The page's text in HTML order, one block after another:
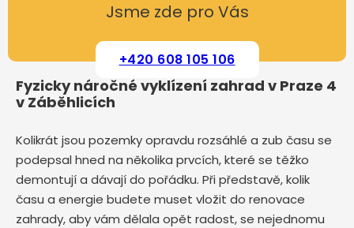
Jsme zde pro Vás
+420 608 105 106
Fyzicky náročné vyklízení zahrad v Praze 4
v Záběhlicích
Kolikrát jsou pozemky opravdu rozsáhlé a zub času se
podepsal hned na několika prvcích, které se těžko
demontují a dávají do pořádku. Při představě, kolik
času a energie budete muset vložit do renovace
zahrady, aby vám dělala opět radost, se nejednomu